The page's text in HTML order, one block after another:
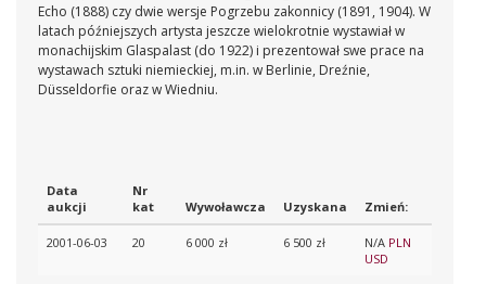
Echo (1888) czy dwie wersje Pogrzebu zakonnicy (1891, 1904). W
latach późniejszych artysta jeszcze wielokrotnie wystawiał w
monachijskim Glaspalast (do 1922) i prezentował swe prace na
wystawach sztuki niemieckiej, m.in. w Berlinie, Dreźnie,
Düsseldorfie oraz w Wiedniu.
Data
aukcji
Nr
kat
Wywoławcza Uzyskana Zmień:
2001-06-03 20 6 000 zł 6 500 zł N/A PLN
USD